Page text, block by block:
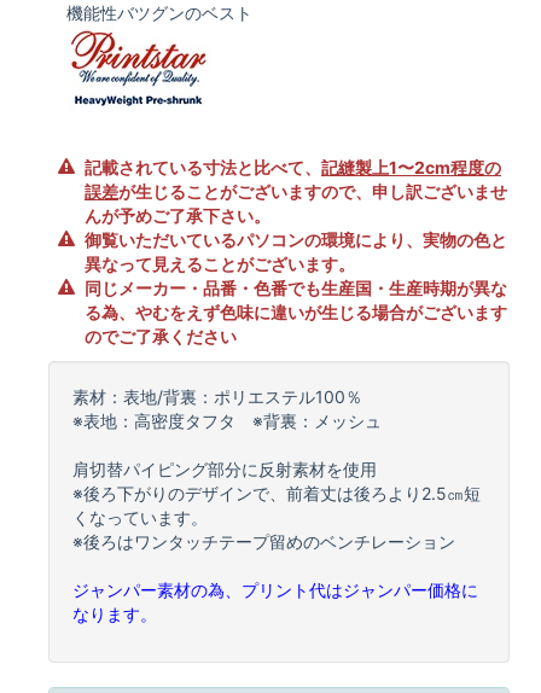
機能性バツグンのベスト
記載されている寸法と比べて、 記縫製上1〜2cm程度の
誤差が生じることがございますので、申し訳ございませ
んが予めご了承下さい。
御覧いただいているパソコンの環境により、実物の色と
異なって見えることがございます。
同じメーカー・品番・色番でも生産国・生産時期が異な
る為、やむをえず色味に違いが生じる場合がございます
のでご了承ください
素材：表地/背裏：ポリエステル100％
※表地：高密度タフタ ※背裏：メッシュ
肩切替パイピング部分に反射素材を使用
※後ろ下がりのデザインで、前着丈は後ろより2.5㎝短
くなっています。
※後ろはワンタッチテープ留めのベンチレーション
ジャンパー素材の為、プリント代はジャンパー価格に
なります。